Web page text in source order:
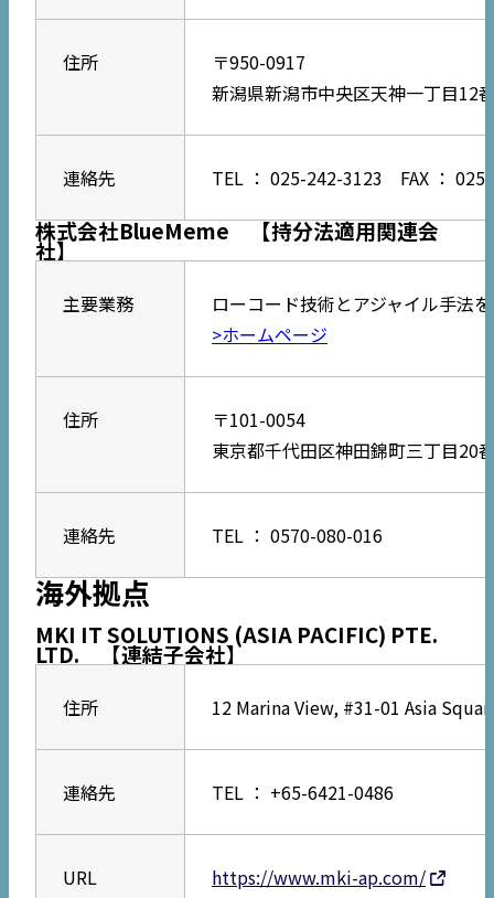
住所
〒950-0917
新潟県新潟市中央区天神一丁目12
連絡先 TEL ： 025-242-3123 FAX ：
株式会社BlueMeme 【持分法適用関連会
社】
主要業務
ローコード技術とアジャイル手法
>ホームページ
住所
〒101-0054
東京都千代田区神田錦町三丁目20
連絡先 TEL ： 0570-080-016
海外拠点
MKI IT SOLUTIONS (ASIA PACIFIC) PTE.
LTD. 【連結子会社】
住所 12 Marina View, #31-01 Asia
連絡先 TEL ： +65-6421-0486
URL https://www.mki-ap.com/